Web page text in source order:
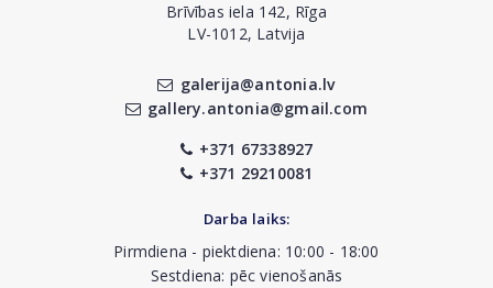
Brīvības iela 142, Rīga
LV-1012, Latvija
galerija@antonia.lv
gallery.antonia@gmail.com
+371 67338927
+371 29210081
Darba laiks:
Pirmdiena - piektdiena: 10:00 - 18:00
Sestdiena: pēc vienošanās